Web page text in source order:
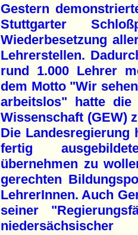
Gestern
Stuttgarter
Wiederbesetzung
Lehrerstellen.
rund 1.000 Lehrer
dem Motto "Wir
arbeitslos" hatte die
Wissenschaft (GEW)
Die Landesregierung
fertig
übernehmen zu
gerechten
LehrerInnen. Auch
seiner